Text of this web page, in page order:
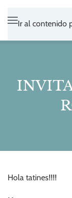
Ir al contenido
Hola tatines!!!!